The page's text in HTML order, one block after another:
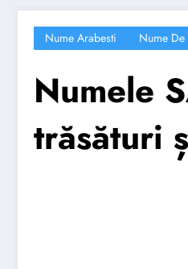
Nume Arabesti Nume
Numele
trăsături